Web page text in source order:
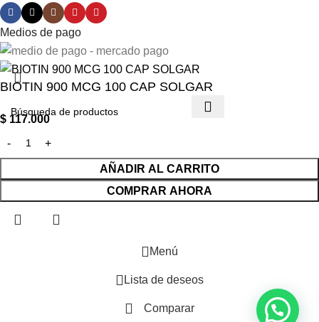
Medios de pago
BIOTIN 900 MCG 100 CAP SOLGAR
$ 117.000
AÑADIR AL CARRITO
COMPRAR AHORA
Menú
Lista de deseos
Comparar